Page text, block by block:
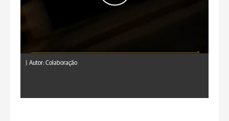
Autor: Colaboração